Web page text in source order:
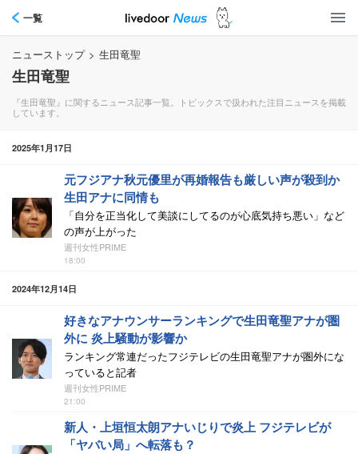
一覧
ニューストップ > 生田竜聖
生田竜聖
『生田竜聖』に関するニュース記事一覧。トピックスで扱われた注目ニュースを掲載
しています。
2025年1月17日
元フジアナ秋元優里が再婚報告も厳しい声が殺到か
生田アナに同情も
「自分を正当化して美談にしてるのが心底気持ち悪い」など
の声が上がった
週刊女性PRIME
18:00
2024年12月14日
好きなアナウンサーランキングで生田竜聖アナが圏
外に 炎上騒動が影響か
ランキング常連だったフジテレビの生田竜聖アナが圏外にな
っていると記者
週刊女性PRIME
21:00
新人・上垣恒太朗アナいじりで炎上 フジテレビが
「ヤバい局」へ転落も？